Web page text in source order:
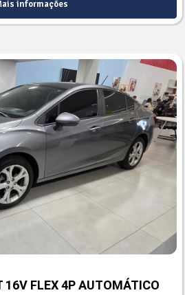
informações
16V FLEX 4P AUTOMÁTICO